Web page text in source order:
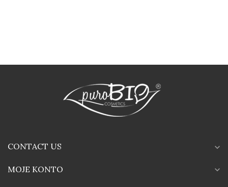
CONTACT US expand_more
MOJE KONTO expand_more